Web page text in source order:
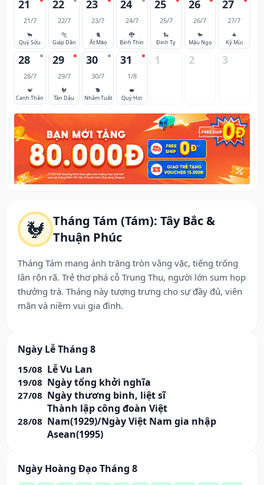
🐓 Tháng Tám (Tám): Tây Bắc &
Thuận Phúc
Tháng Tám mang ánh trăng tròn vằng vặc, tiếng trống
lân rộn rã. Trẻ thơ phá cỗ Trung Thu, người lớn sum họp
thưởng trà. Tháng này tượng trưng cho sự đầy đủ, viên
mãn và niềm vui gia đình.
Ngày Lễ Tháng 8
15/08 Lễ Vu Lan
19/08 Ngày tổng khởi nghĩa
27/08 Ngày thương binh, liệt sĩ
28/08
Thành lập công đoàn Việt
Nam(1929)/Ngày Việt Nam gia nhập
Asean(1995)
Ngày Hoàng Đạo Tháng 8
21
21/7
🐂
Quý Sửu
22
22/7
🐅
Giáp Dần
23
23/7
🐈
Ất Mão
24
24/7
🐉
Bính Thìn
25
25/7
🐍
Đinh Tỵ
26
26/7
🐎
Mậu Ngọ
27
27/7
🐐
Kỷ Mùi
28
28/7
🐒
Canh Thân
29
29/7
🐓
Tân Dậu
30
30/7
🐕
Nhâm Tuất
31
1/8
🐖
Quý Hợi
1 2 3